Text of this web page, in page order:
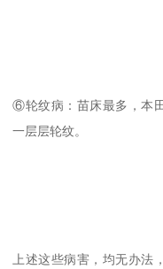
⑥轮纹病：苗床最多，本
一层层轮纹。
上述这些病害，均无办